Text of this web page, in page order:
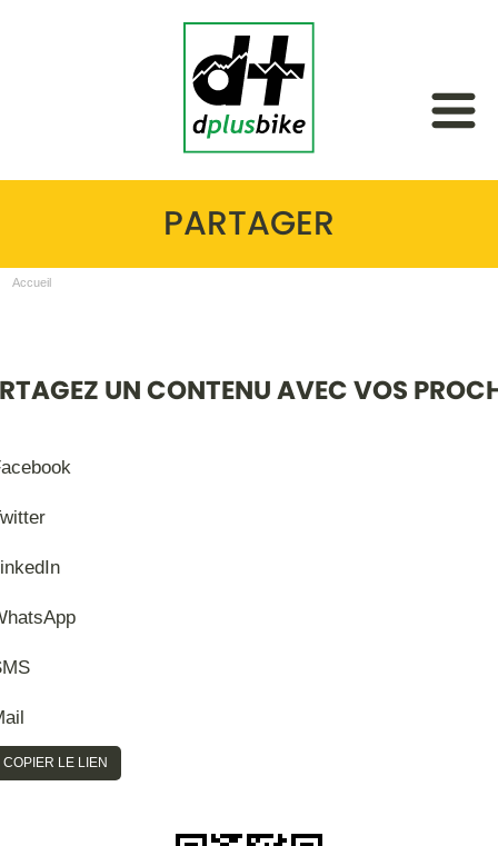
PARTAGER
Accueil
UN CONTENU AVEC VOS
COPIER LE LIEN